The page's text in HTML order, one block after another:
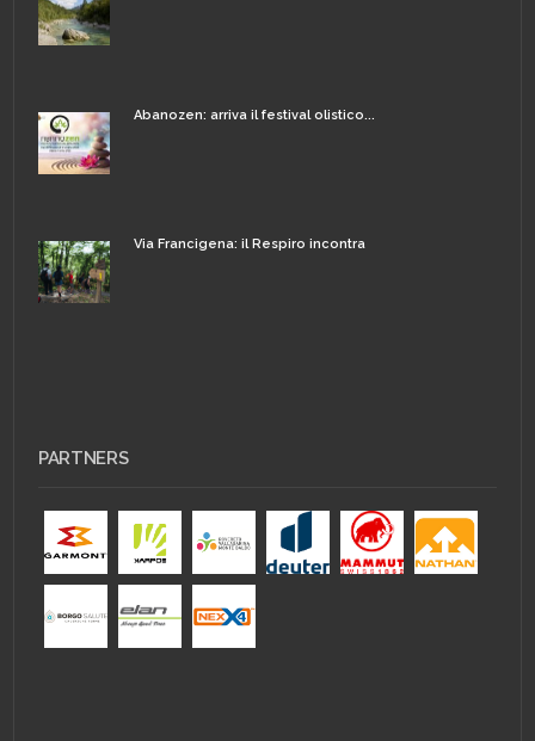
Abanozen: arriva il festival olistico...
Via Francigena: il Respiro incontra
PARTNERS